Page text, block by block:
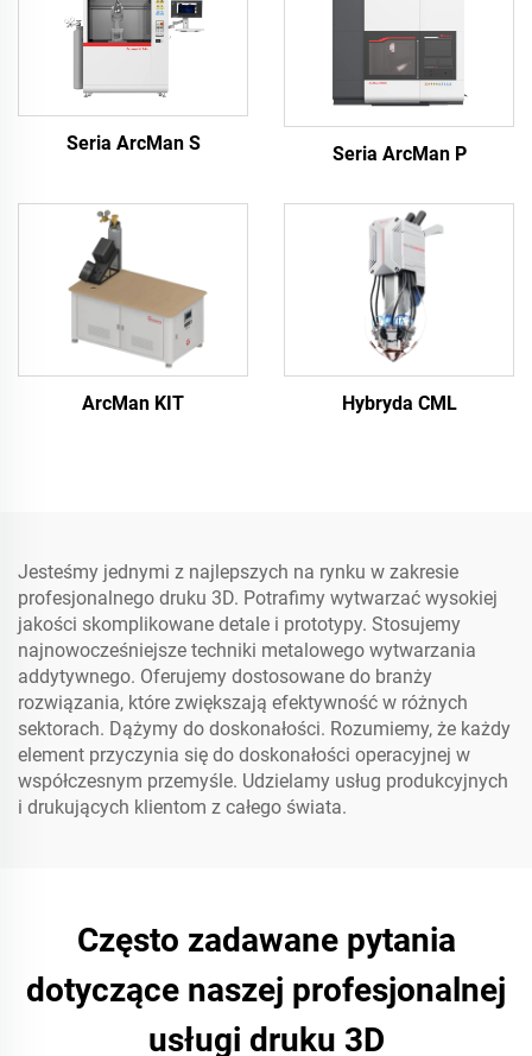
Seria ArcMan S Seria ArcMan P
ArcMan KIT Hybryda CML
Jesteśmy jednymi z najlepszych na rynku w zakresie
profesjonalnego druku 3D. Potrafimy wytwarzać wysokiej
jakości skomplikowane detale i prototypy. Stosujemy
najnowocześniejsze techniki metalowego wytwarzania
addytywnego. Oferujemy dostosowane do branży
rozwiązania, które zwiększają efektywność w różnych
sektorach. Dążymy do doskonałości. Rozumiemy, że każdy
element przyczynia się do doskonałości operacyjnej w
współczesnym przemyśle. Udzielamy usług produkcyjnych
i drukujących klientom z całego świata.
Często zadawane pytania
dotyczące naszej profesjonalnej
usługi druku 3D